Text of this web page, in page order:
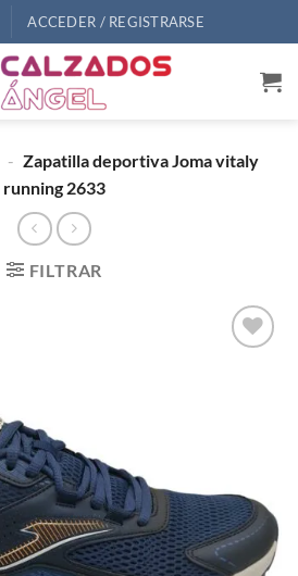
ACCEDER / REGISTRARSE
- Zapatilla deportiva Joma vitaly
running 2633
FILTRAR